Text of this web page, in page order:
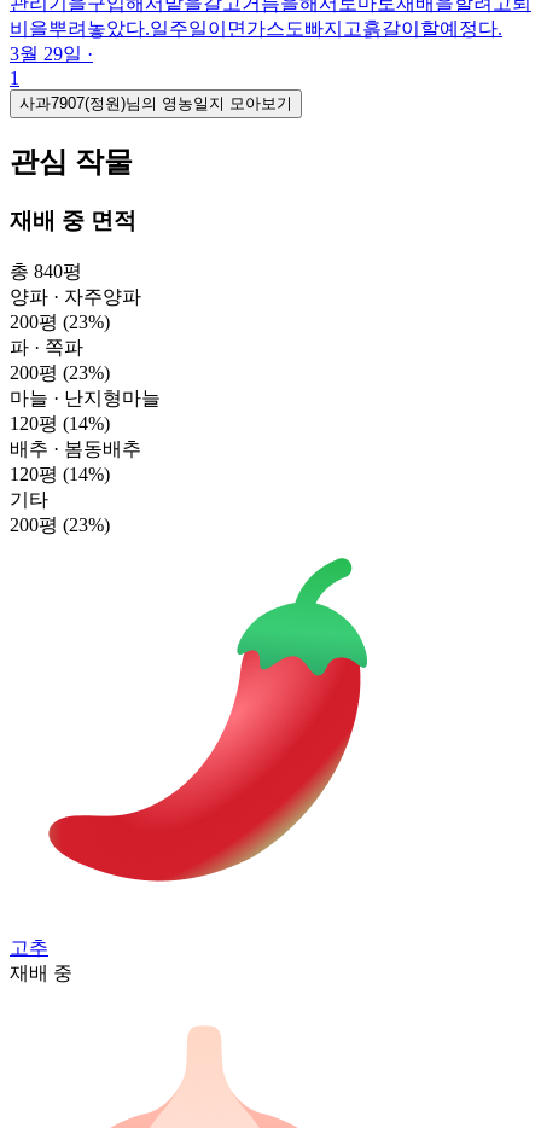
비을뿌려놓았다.일주일이면가스도빠지고흙갈이할예정다.
3월 29일 ·
1
사과7907(정원)님의 영농일지 모아보기
관심 작물
재배 중 면적
총 840평
양파 · 자주양파
200평 (23%)
파 · 쪽파
200평 (23%)
마늘 · 난지형마늘
120평 (14%)
배추 · 봄동배추
120평 (14%)
기타
200평 (23%)
고추
재배 중